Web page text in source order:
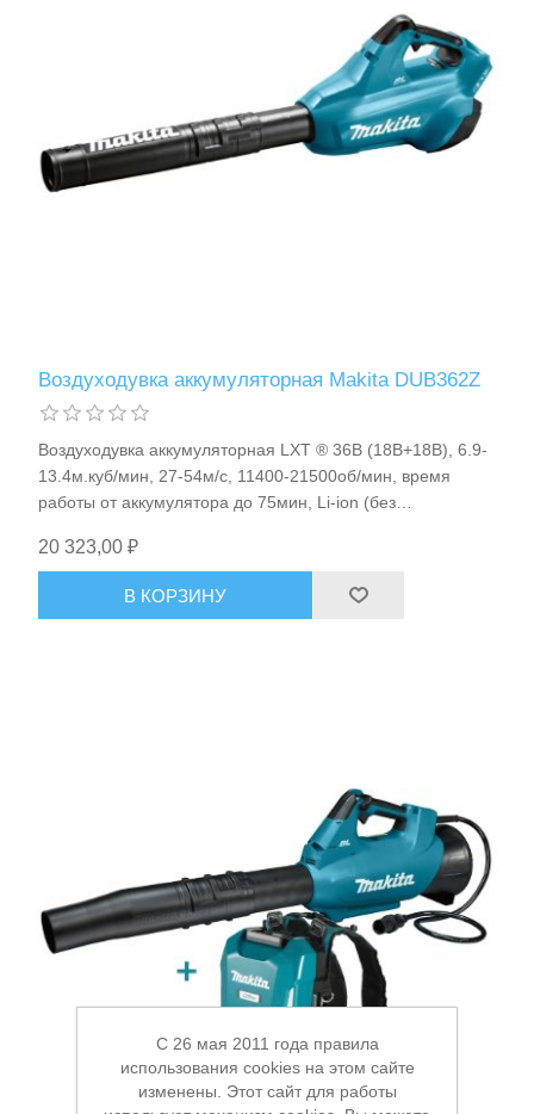
Воздуходувка аккумуляторная Makita DUB362Z
Воздуходувка аккумуляторная LXT ® 36В (18В+18В), 6.9-
13.4м.куб/мин, 27-54м/с, 11400-21500об/мин, время
работы от аккумулятора до 75мин, Li-ion (без
20 323,00 ₽
В КОРЗИНУ
C 26 мая 2011 года правила
использования cookies на этом сайте
изменены. Этот сайт для работы